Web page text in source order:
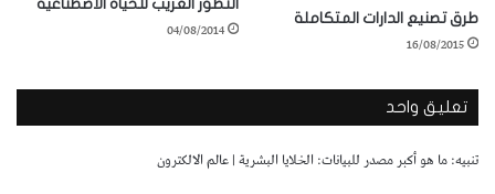
طرق تصنيع الدارات المتكاملة
16/08/2015
التطور الغريب للحياة الاصطناعية
04/08/2014
تعليق واحد
تنبيه:ما هو أكبر مصدر للبيانات: الخلايا البشرية | عالم الالكترون